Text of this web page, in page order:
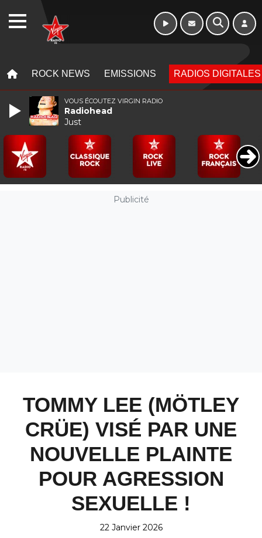
ROCK NEWS EMISSIONS RADIOS DIGITALES
Publicité
TOMMY LEE (MÖTLEY
CRÜE) VISÉ PAR UNE
NOUVELLE PLAINTE
POUR AGRESSION
SEXUELLE !
22 Janvier 2026
VOUS ÉCOUTEZ VIRGIN RADIO
Radiohead
Just
WEBRADIO